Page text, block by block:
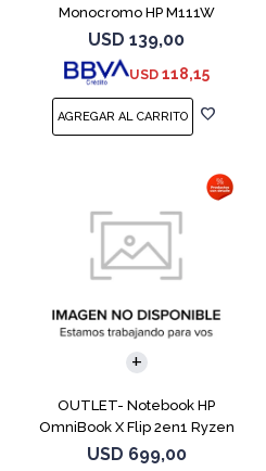
Monocromo HP M111W
USD 139,00
USD 118,15
OUTLET- Notebook HP
OmniBook X Flip 2en1 Ryzen
5 512GB 8GB
USD 699,00
COMPARAR